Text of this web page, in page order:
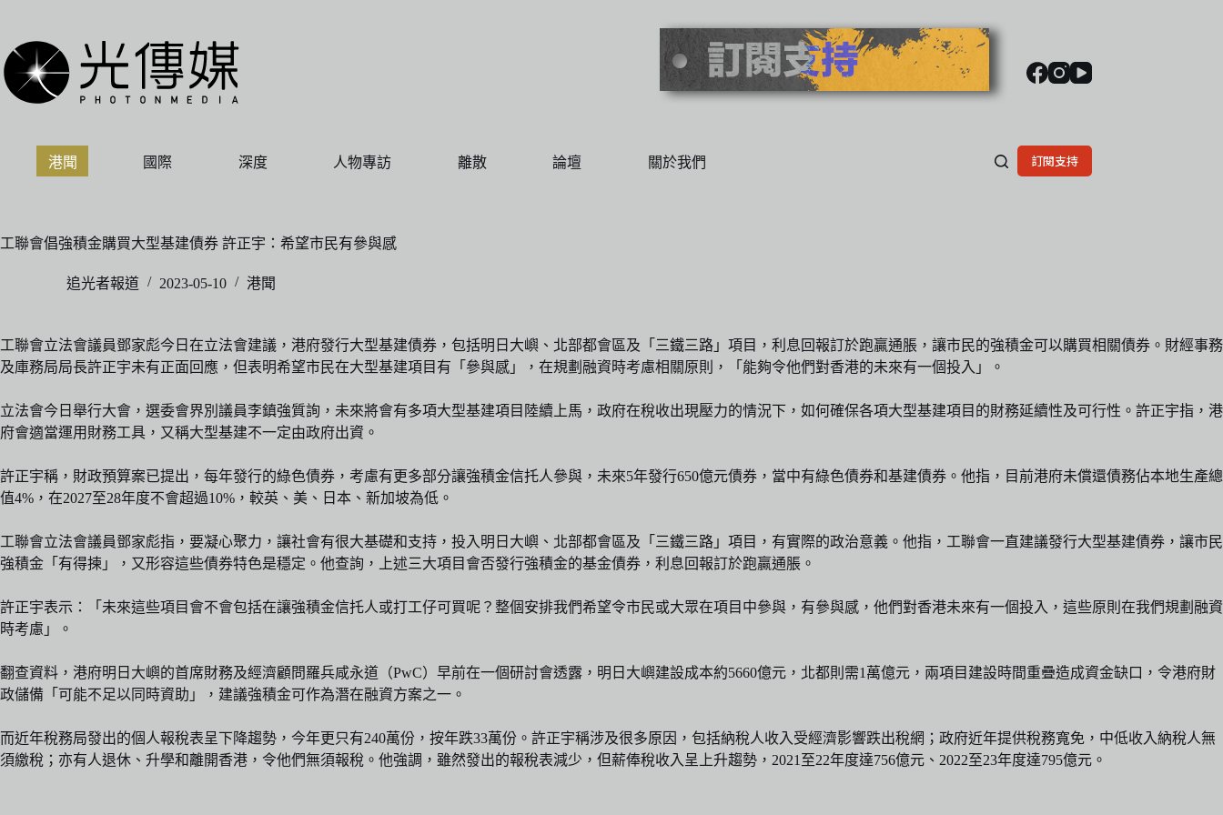
主
要
內
港聞 國際 深度 人物專訪 離散 論壇 關於我們 訂閱支持
工聯會倡強積金購買大型基建債券 許正宇：希望市民有參與感
追光者報道 2023-05-10 港聞
工聯會立法會議員鄧家彪今日在立法會建議，港府發行大型基建債券，包括明日大嶼、北部都會區及「三鐵三路」項目，利息回報訂於跑贏通脹，讓市民的強積金可以購買相關債券。財經事務
及庫務局局長許正宇未有正面回應，但表明希望市民在大型基建項目有「參與感」，在規劃融資時考慮相關原則，「能夠令他們對香港的未來有一個投入」。
立法會今日舉行大會，選委會界別議員李鎮強質詢，未來將會有多項大型基建項目陸續上馬，政府在稅收出現壓力的情況下，如何確保各項大型基建項目的財務延續性及可行性。許正宇指，港
府會適當運用財務工具，又稱大型基建不一定由政府出資。
許正宇稱，財政預算案已提出，每年發行的綠色債券，考慮有更多部分讓強積金信托人參與，未來5年發行650億元債券，當中有綠色債券和基建債券。他指，目前港府未償還債務佔本地生產總
值4%，在2027至28年度不會超過10%，較英、美、日本、新加坡為低。
工聯會立法會議員鄧家彪指，要凝心聚力，讓社會有很大基礎和支持，投入明日大嶼、北部都會區及「三鐵三路」項目，有實際的政治意義。他指，工聯會一直建議發行大型基建債券，讓市民
強積金「有得揀」，又形容這些債券特色是穩定。他查詢，上述三大項目會否發行強積金的基金債券，利息回報訂於跑贏通脹。
許正宇表示：「未來這些項目會不會包括在讓強積金信托人或打工仔可買呢？整個安排我們希望令市民或大眾在項目中參與，有參與感，他們對香港未來有一個投入，這些原則在我們規劃融資
時考慮」。
翻查資料，港府明日大嶼的首席財務及經濟顧問羅兵咸永道（PwC）早前在一個研討會透露，明日大嶼建設成本約5660億元，北都則需1萬億元，兩項目建設時間重疊造成資金缺口，令港府財
政儲備「可能不足以同時資助」，建議強積金可作為潛在融資方案之一。
而近年稅務局發出的個人報稅表呈下降趨勢，今年更只有240萬份，按年跌33萬份。許正宇稱涉及很多原因，包括納稅人收入受經濟影響跌出稅網；政府近年提供稅務寬免，中低收入納稅人無
須繳稅；亦有人退休、升學和離開香港，令他們無須報稅。他強調，雖然發出的報稅表減少，但薪俸稅收入呈上升趨勢，2021至22年度達756億元、2022至23年度達795億元。